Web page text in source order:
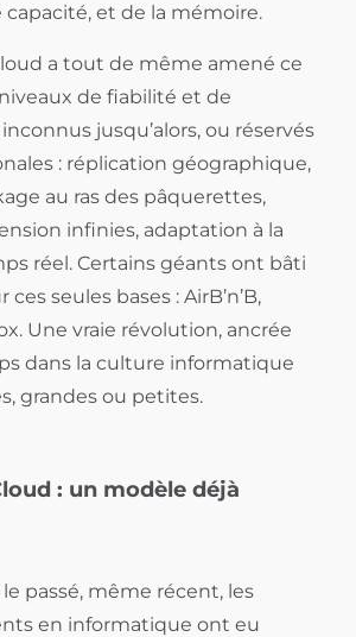
capacité, et de la mémoire.
a tout de même amené ce
de fiabilité et de
jusqu’alors, ou réservés
: réplication géographique,
au ras des pâquerettes,
infinies, adaptation à la
réel. Certains géants ont bâti
seules bases : AirB’n’B,
Une vraie révolution, ancrée
dans la culture informatique
grandes ou petites.
: un modèle déjà
le passé, même récent, les
en informatique ont eu